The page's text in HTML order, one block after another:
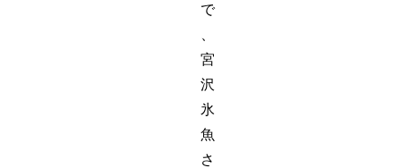
で
宮
沢
氷
魚
さ